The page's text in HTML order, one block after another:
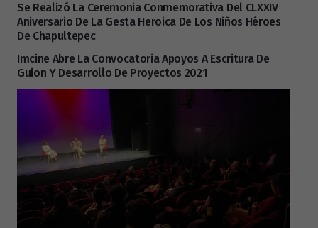
Se Realizó La Ceremonia Conmemorativa Del CLXXIV
Aniversario De La Gesta Heroica De Los Niños Héroes
De Chapultepec
Imcine Abre La Convocatoria Apoyos A Escritura De
Guion Y Desarrollo De Proyectos 2021